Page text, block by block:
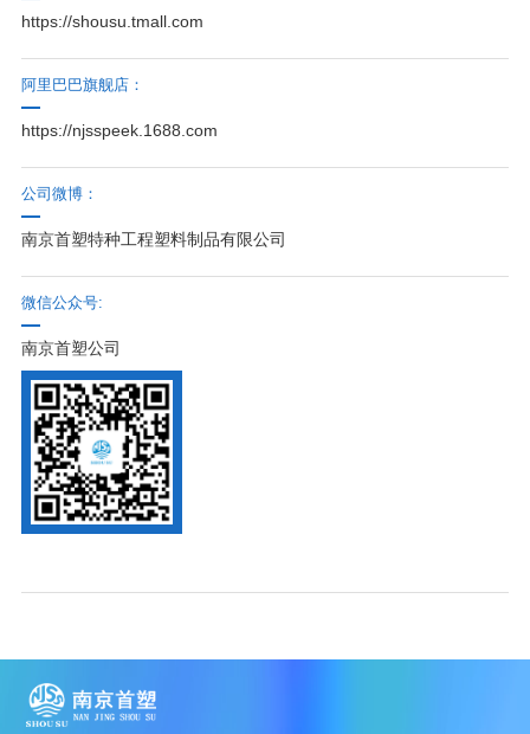
https://shousu.tmall.com
阿里巴巴旗舰店：
https://njsspeek.1688.com
公司微博：
南京首塑特种工程塑料制品有限公司
微信公众号:
南京首塑公司